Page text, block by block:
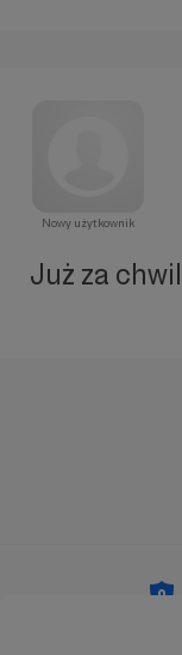
Nowy użytkownik
Już za